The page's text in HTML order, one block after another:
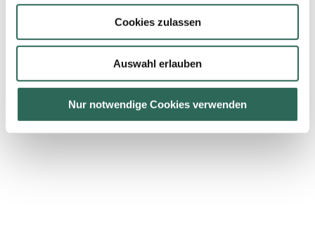
Cookies zulassen
Auswahl erlauben
Nur notwendige Cookies verwenden